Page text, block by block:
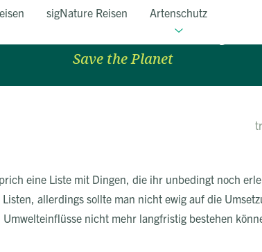
sigNature Reisen Artenschutz
Belize Barrier Reef
Save the Planet
eine Liste mit Dingen, die ihr unbedingt noch
allerdings sollte man nicht ewig auf die
nicht mehr langfristig bestehen